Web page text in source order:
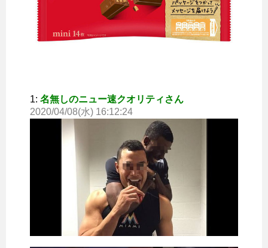
1: 名無しのニュー速クオリティさん
2020/04/08(水) 16:12:24